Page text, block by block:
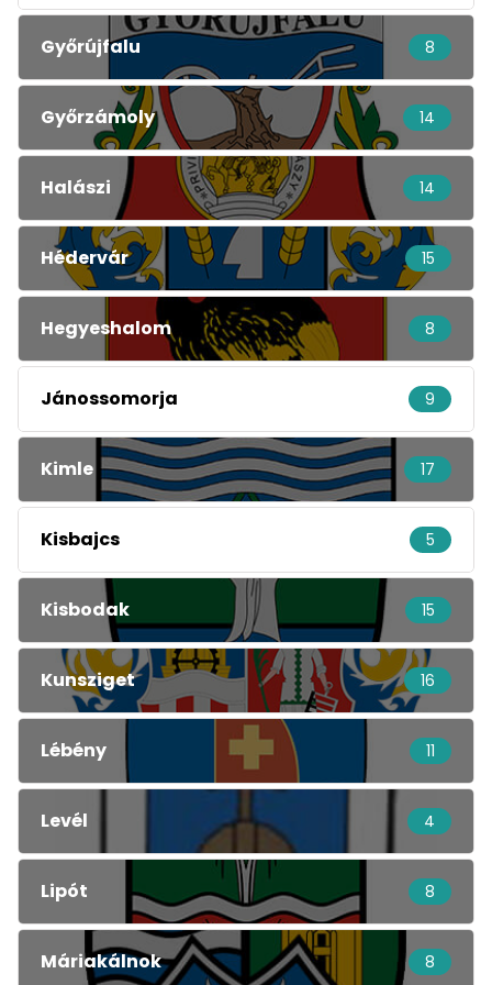
Győrújfalu 8
Győrzámoly 14
Halászi 14
Hédervár 15
Hegyeshalom 8
Jánossomorja 9
Kimle 17
Kisbajcs 5
Kisbodak 15
Kunsziget 16
Lébény 11
Levél 4
Lipót 8
Máriakálnok 8